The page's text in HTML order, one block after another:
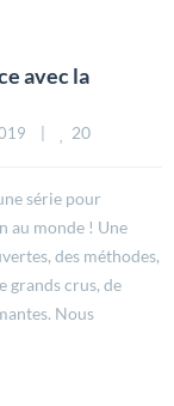
avec la
20
série pour
au monde ! Une
des méthodes,
grands crus, de
Nous